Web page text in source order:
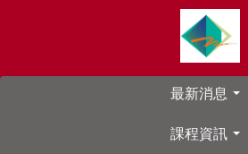
最新消息
課程資訊